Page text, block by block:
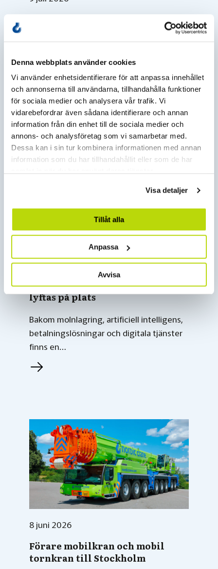
Denna webbplats använder cookies
Vi använder enhetsidentifierare för att anpassa innehållet
och annonserna till användarna, tillhandahålla funktioner
för sociala medier och analysera vår trafik. Vi
vidarebefordrar även sådana identifierare och annan
information från din enhet till de sociala medier och
annons- och analysföretag som vi samarbetar med.
Dessa kan i sin tur kombinera informationen med annan
information som du har tillhandahållit eller som de har
Visa detaljer
Tillåt alla
Anpassa
Avvisa
Precisionslyft på Grettefoss bro
Nordic Crane bidrar till byggandet av en
L
2 juli 2026
När den digitala världen ska
lyftas på plats
Bakom molnlagring, artificiell intelligens,
betalningslösningar och digitala tjänster
finns en…
8 juni 2026
Förare mobilkran och mobil
tornkran till Stockholm